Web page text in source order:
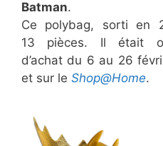
Batman.
Ce polybag, sorti en
13 pièces. Il était
d’achat du 6 au 26
et sur le Shop@Home.